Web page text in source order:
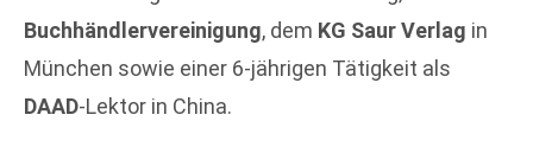
Buchhändlervereinigung, dem KG Saur Verlag in
München sowie einer 6-jährigen Tätigkeit als
DAAD-Lektor in China.